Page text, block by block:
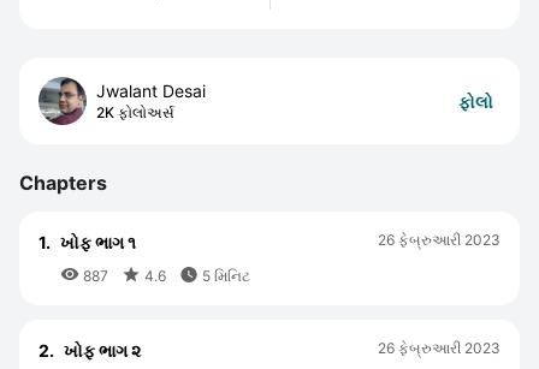
Jwalant Desai
2K ફોલોઅર્સ
ફોલો
Chapters
1. ખોફ ભાગ ૧
 887  4.6  5 મિનિટ
26 ફેબ્રુઆરી 2023
2. ખોફ ભાગ ૨ 26 ફેબ્રુઆરી 2023